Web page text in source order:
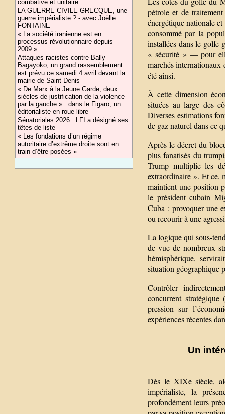
combative et unitaire
LA GUERRE CIVILE GRECQUE, une
guerre impérialiste ? - avec Joëlle
FONTAINE
« La société iranienne est en
processus révolutionnaire depuis
2009 »
Attaques racistes contre Bally
Bagayoko, un grand rassemblement
est prévu ce samedi 4 avril devant la
mairie de Saint-Denis
« De Marx à la Jeune Garde, deux
siècles de justification de la violence
par la gauche » : dans le Figaro, un
éditorialiste en roue libre
Sénatoriales 2026 : LFI a désigné ses
têtes de liste
« Les fondations d’un régime
autoritaire d’extrême droite sont en
train d’être posées »
pétrole et de
énergétique nationale
consommé par la
installées dans le golfe
« sécurité » — pour
marchés
été ainsi.
À cette dimension
situées au large des
Diverses estimations
de gaz naturel dans ce
Après le décret du
plus fanatisés du
Trump multiplie les
extraordinaire ». Et ce,
maintient une position
le président cubain
Cuba : provoquer une
ou recourir à une
La logique qui sous-
de vue de nombreux
hémisphérique,
situation géographique
Contrôler
concurrent
pression sur
expériences récentes
Un
Dès le XIXe siècle,
impérialiste, la
profondément leurs